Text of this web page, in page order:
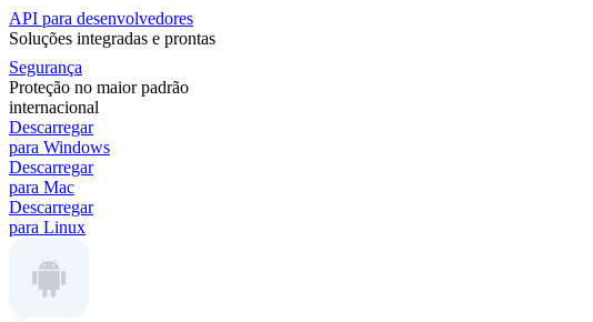
API para desenvolvedores
Soluções integradas e prontas
Segurança
Proteção no maior padrão
internacional
Descarregar
para Windows
Descarregar
para Mac
Descarregar
para Linux